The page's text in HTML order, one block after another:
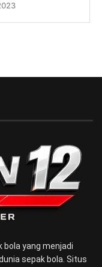
bola yang menjadi
sepak bola. Situs